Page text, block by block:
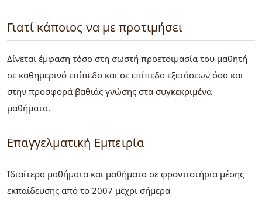
Γιατί κάποιος να με προτιμήσει
Δίνεται έμφαση τόσο στη σωστή προετοιμασία του μαθητή
σε καθημερινό επίπεδο και σε επίπεδο εξετάσεων όσο και
στην προσφορά βαθιάς γνώσης στα συγκεκριμένα
μαθήματα.
Επαγγελματική Εμπειρία
Ιδιαίτερα μαθήματα και μαθήματα σε φροντιστήρια μέσης
εκπαίδευσης από το 2007 μέχρι σήμερα